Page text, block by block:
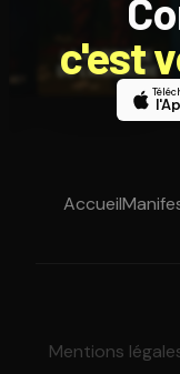
c'est
Accueil
Mentions